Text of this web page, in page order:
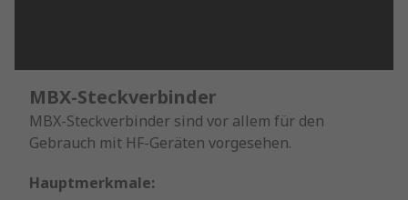
MBX-Steckverbinder
MBX-Steckverbinder sind vor allem für den
Gebrauch mit HF-Geräten vorgesehen.
Hauptmerkmale: